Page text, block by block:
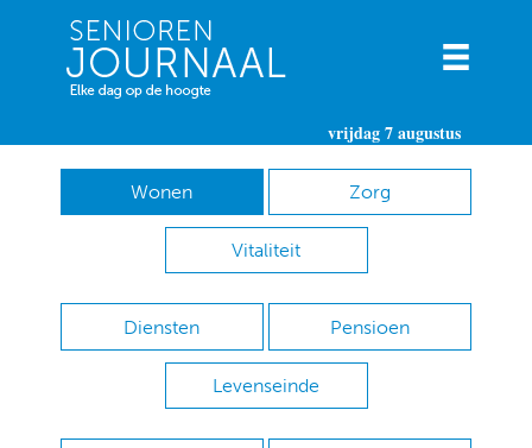
vrijdag 7 augustus
Wonen Zorg
Vitaliteit
Diensten Pensioen
Levenseinde